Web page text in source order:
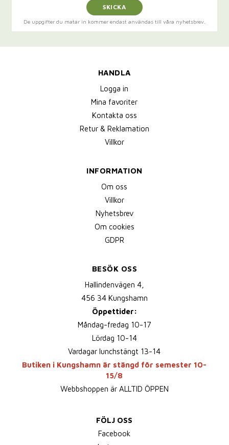
SKICKA
De uppgifter du matar in kommer endast användas till våra nyhetsbrev.
HANDLA
Logga in
Mina favoriter
Kontakta oss
Retur & Reklamation
Villkor
INFORMATION
Om oss
Villkor
Nyhetsbrev
Om cookies
GDPR
BESÖK OSS
Hallindenvägen 4,
456 34 Kungshamn
Öppettider:
Måndag-fredag 10-17
Lördag 10-14
Vardagar lunchstängt 13-14
Butiken i Kungshamn är stängd för semester 10-
15/8
Webbshoppen är ALLTID ÖPPEN
FÖLJ OSS
Facebook